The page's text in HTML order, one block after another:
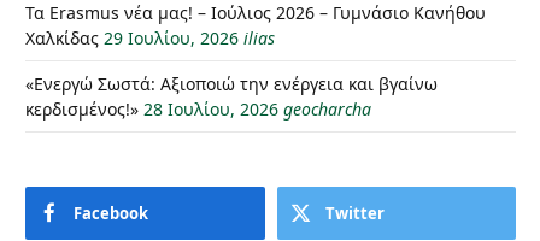
Τα Erasmus νέα μας! – Ιούλιος 2026 – Γυμνάσιο Κανήθου
Χαλκίδας 29 Ιουλίου, 2026 ilias
«Ενεργώ Σωστά: Αξιοποιώ την ενέργεια και βγαίνω
κερδισμένος!» 28 Ιουλίου, 2026 geocharcha
Facebook Twitter